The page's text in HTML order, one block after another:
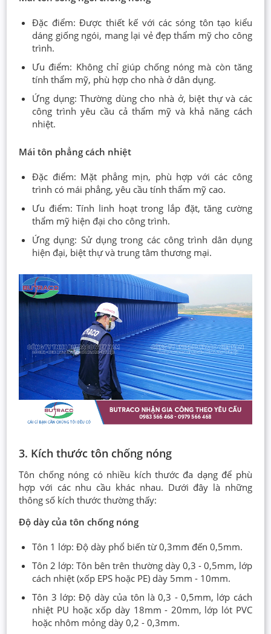
Đặc điểm: Được thiết kế với các sóng tôn tạo kiểu
dáng giống ngói, mang lại vẻ đẹp thẩm mỹ cho công
trình.
Ưu điểm: Không chỉ giúp chống nóng mà còn tăng
tính thẩm mỹ, phù hợp cho nhà ở dân dụng.
Ứng dụng: Thường dùng cho nhà ở, biệt thự và các
công trình yêu cầu cả thẩm mỹ và khả năng cách
nhiệt.
Mái tôn phẳng cách nhiệt
Đặc điểm: Mặt phẳng mịn, phù hợp với các công
trình có mái phẳng, yêu cầu tính thẩm mỹ cao.
Ưu điểm: Tính linh hoạt trong lắp đặt, tăng cường
thẩm mỹ hiện đại cho công trình.
Ứng dụng: Sử dụng trong các công trình dân dụng
hiện đại, biệt thự và trung tâm thương mại.
3. Kích thước tôn chống nóng
Tôn chống nóng có nhiều kích thước đa dạng để phù
hợp với các nhu cầu khác nhau. Dưới đây là những
thông số kích thước thường thấy:
Độ dày của tôn chống nóng
Tôn 1 lớp: Độ dày phổ biến từ 0,3mm đến 0,5mm.
Tôn 2 lớp: Tôn bên trên thường dày 0,3 - 0,5mm, lớp
cách nhiệt (xốp EPS hoặc PE) dày 5mm - 10mm.
Tôn 3 lớp: Độ dày của tôn là 0,3 - 0,5mm, lớp cách
nhiệt PU hoặc xốp dày 18mm - 20mm, lớp lót PVC
hoặc nhôm mỏng dày 0,2 - 0,3mm.